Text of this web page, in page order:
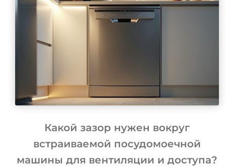
Какой зазор нужен вокруг
встраиваемой посудомоечной
машины для вентиляции и доступа?